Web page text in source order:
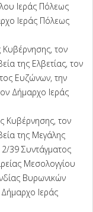
Ιεράς Πόλεως
Ιεράς Πόλεως
τον
της Ελβετίας, τον
Ευζώνων, την
Δήμαρχο Ιεράς
Κυβέρνησης, τον
της Μεγάλης
39 Συντάγματος
Μεσολογγίου
Βυρωνικών
Ιεράς